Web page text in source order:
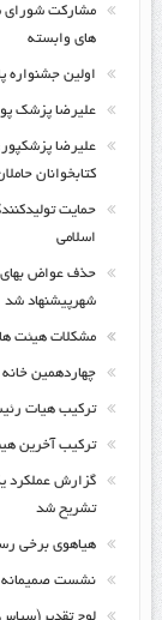
مشارکت شورای
های وابسته
اولین جشنواره
علیرضا پزشک
علیرضا
کتابخوانان
حمایت
اسلامی
حذف عواض
شهرپیشنهاد شد
مشکلات هیئت
چهاردهمین
ترکیب هیات
ترکیب آخرین
گزارش عملکرد
تشریح شد
هیاهوی برخی
نشست صمیمانه